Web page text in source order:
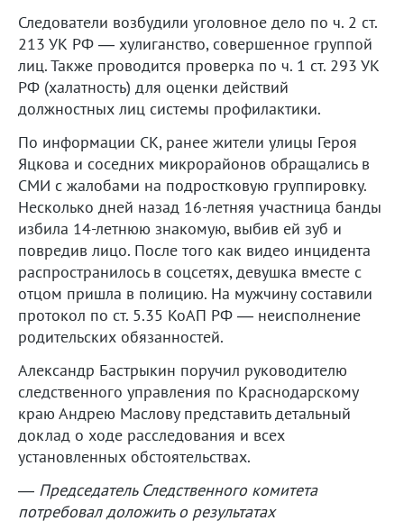
Следователи возбудили уголовное дело по ч. 2 ст.
213 УК РФ — хулиганство, совершенное группой
лиц. Также проводится проверка по ч. 1 ст. 293 УК
РФ (халатность) для оценки действий
должностных лиц системы профилактики.
По информации СК, ранее жители улицы Героя
Яцкова и соседних микрорайонов обращались в
СМИ с жалобами на подростковую группировку.
Несколько дней назад 16-летняя участница банды
избила 14-летнюю знакомую, выбив ей зуб и
повредив лицо. После того как видео инцидента
распространилось в соцсетях, девушка вместе с
отцом пришла в полицию. На мужчину составили
протокол по ст. 5.35 КоАП РФ — неисполнение
родительских обязанностей.
Александр Бастрыкин поручил руководителю
следственного управления по Краснодарскому
краю Андрею Маслову представить детальный
доклад о ходе расследования и всех
установленных обстоятельствах.
— Председатель Следственного комитета
потребовал доложить о результатах